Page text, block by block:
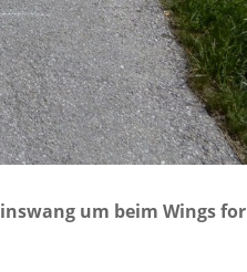
um beim Wings for